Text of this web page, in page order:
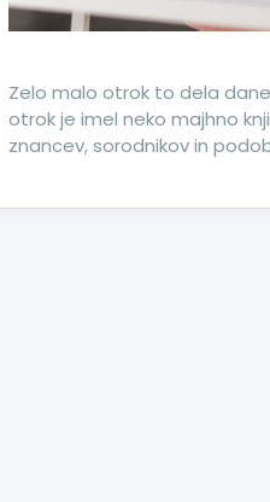
Zelo malo otrok to dela
otrok je imel neko majhno
znancev, sorodnikov in